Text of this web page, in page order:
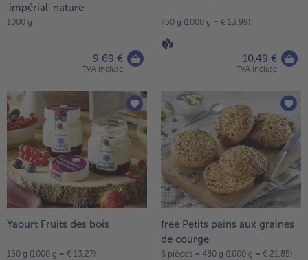
'impérial' nature
1000 g
9,69 €
TVA incluse
750 g (1000 g = € 13,99)
10,49 €
TVA incluse
Yaourt Fruits des bois
150 g (1000 g = € 13,27)
free Petits pains aux graines
de courge
6 pièces = 480 g (1000 g = € 21,85)